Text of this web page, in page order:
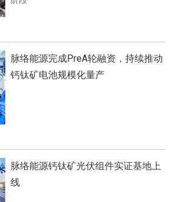
脉络能源完成PreA轮融资，持续推动
钙钛矿电池规模化量产
脉络能源钙钛矿光伏组件实证基地上
线